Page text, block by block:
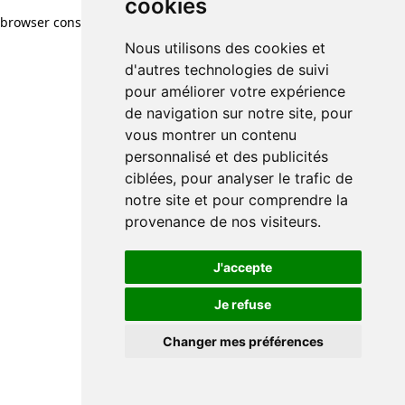
cookies
Nous utilisons des cookies et
d'autres technologies de suivi
pour améliorer votre expérience
de navigation sur notre site, pour
vous montrer un contenu
personnalisé et des publicités
ciblées, pour analyser le trafic de
notre site et pour comprendre la
provenance de nos visiteurs.
J'accepte
Je refuse
Changer mes préférences
browser console for more information)